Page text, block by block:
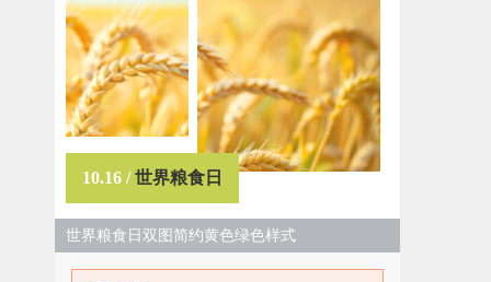
10.16 /世界粮食日
世界粮食日双图简约黄色绿色样式